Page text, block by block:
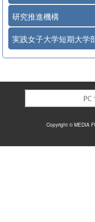
研究推進機構
実践女子大学短期大学
Copyright © MEDIA